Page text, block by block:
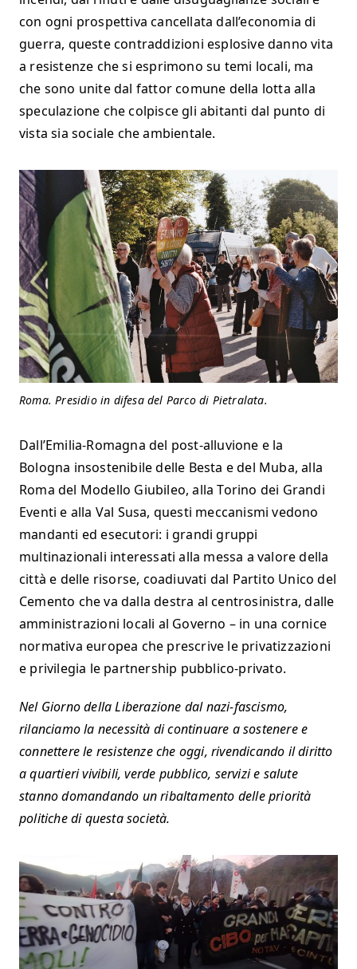
con ogni prospettiva cancellata dall’economia di
guerra, queste contraddizioni esplosive danno vita
a resistenze che si esprimono su temi locali, ma
che sono unite dal fattor comune della lotta alla
speculazione che colpisce gli abitanti dal punto di
vista sia sociale che ambientale.
Roma. Presidio in difesa del Parco di Pietralata.
Dall’Emilia-Romagna del post-alluvione e la
Bologna insostenibile delle Besta e del Muba, alla
Roma del Modello Giubileo, alla Torino dei Grandi
Eventi e alla Val Susa, questi meccanismi vedono
mandanti ed esecutori: i grandi gruppi
multinazionali interessati alla messa a valore della
città e delle risorse, coadiuvati dal Partito Unico del
Cemento che va dalla destra al centrosinistra, dalle
amministrazioni locali al Governo – in una cornice
normativa europea che prescrive le privatizzazioni
e privilegia le partnership pubblico-privato.
Nel Giorno della Liberazione dal nazi-fascismo,
rilanciamo la necessità di continuare a sostenere e
connettere le resistenze che oggi, rivendicando il diritto
a quartieri vivibili, verde pubblico, servizi e salute
stanno domandando un ribaltamento delle priorità
politiche di questa società.